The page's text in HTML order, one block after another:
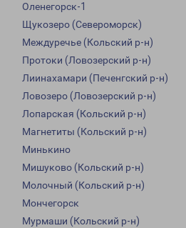
Оленегорск-1
Щукозеро (Североморск)
Междуречье (Кольский р-н)
Протоки (Ловозерский р-н)
Лиинахамари (Печенгский р-н)
Ловозеро (Ловозерский р-н)
Лопарская (Кольский р-н)
Магнетиты (Кольский р-н)
Минькино
Мишуково (Кольский р-н)
Молочный (Кольский р-н)
Мончегорск
Мурмаши (Кольский р-н)